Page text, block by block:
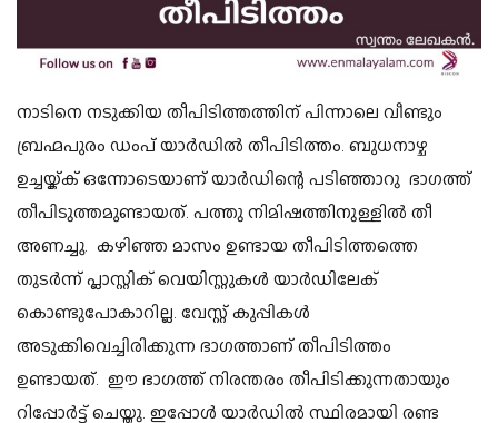
നാടിനെ നടുക്കിയ തീപിടിത്തത്തിന് പിന്നാലെ വീണ്ടും
ബ്രഹ്മപുരം ഡംപ് യാർഡിൽ തീപിടിത്തം. ബുധനാഴ്ച
ഉച്ചയ്ക്ക് ഒന്നോടെയാണ് യാർഡിന്റെ പടിഞ്ഞാറു ഭാഗത്ത്
തീപിടുത്തമുണ്ടായത്. പത്തു നിമിഷത്തിനുള്ളിൽ തീ
അണച്ചു. കഴിഞ്ഞ മാസം ഉണ്ടായ തീപിടിത്തത്തെ
തുടർന്ന് പ്ലാസ്റ്റിക് വെയിസ്റ്റുകൾ യാർഡിലേക്
കൊണ്ടുപോകാറില്ല. വേസ്റ്റ് കുപ്പികൾ
അടുക്കിവെച്ചിരിക്കുന്ന ഭാഗത്താണ് തീപിടിത്തം
ഉണ്ടായത്. ഈ ഭാഗത്ത് നിരന്തരം തീപിടിക്കുന്നതായും
റിപ്പോർട്ട് ചെയ്തു. ഇപ്പോൾ യാർഡിൽ സ്ഥിരമായി രണ്ട